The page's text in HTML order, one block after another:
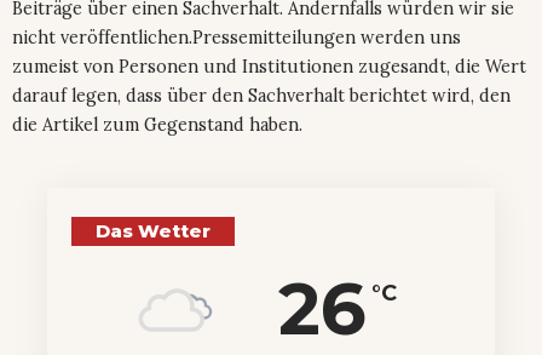
Beiträge über einen Sachverhalt. Andernfalls würden wir sie
nicht veröffentlichen.Pressemitteilungen werden uns
zumeist von Personen und Institutionen zugesandt, die Wert
darauf legen, dass über den Sachverhalt berichtet wird, den
die Artikel zum Gegenstand haben.
Das Wetter
26 °C